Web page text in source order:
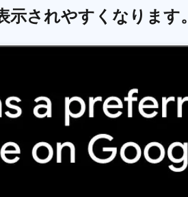
示されやすくなります。